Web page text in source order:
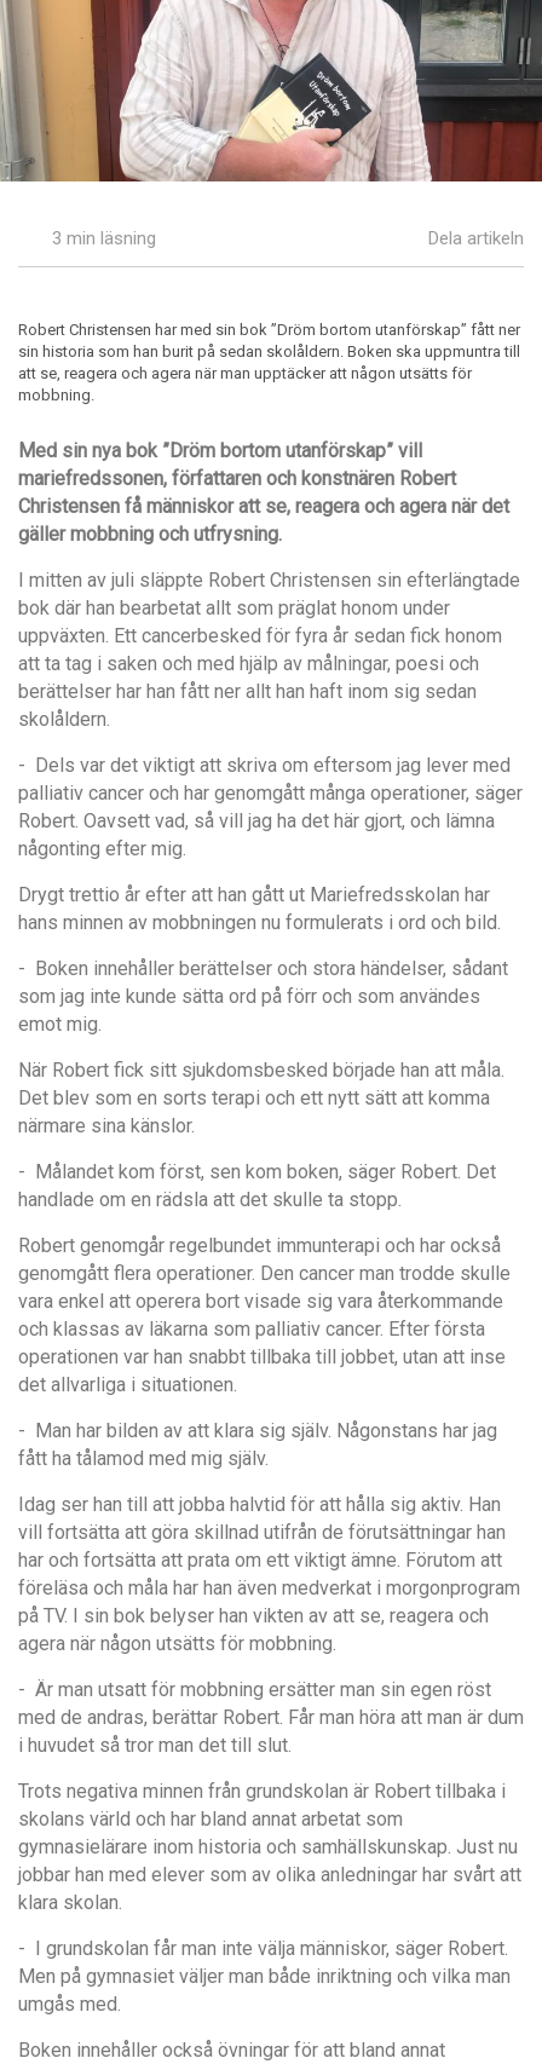
3 min läsning Dela artikeln
Robert Christensen har med sin bok ”Dröm bortom utanförskap” fått ner
sin historia som han burit på sedan skolåldern. Boken ska uppmuntra till
att se, reagera och agera när man upptäcker att någon utsätts för
mobbning.
Med sin nya bok ”Dröm bortom utanförskap” vill
mariefredssonen, författaren och konstnären Robert
Christensen få människor att se, reagera och agera när det
gäller mobbning och utfrysning.
I mitten av juli släppte Robert Christensen sin efterlängtade
bok där han bearbetat allt som präglat honom under
uppväxten. Ett cancerbesked för fyra år sedan fick honom
att ta tag i saken och med hjälp av målningar, poesi och
berättelser har han fått ner allt han haft inom sig sedan
skolåldern.
- Dels var det viktigt att skriva om eftersom jag lever med
palliativ cancer och har genomgått många operationer, säger
Robert. Oavsett vad, så vill jag ha det här gjort, och lämna
någonting efter mig.
Drygt trettio år efter att han gått ut Mariefredsskolan har
hans minnen av mobbningen nu formulerats i ord och bild.
- Boken innehåller berättelser och stora händelser, sådant
som jag inte kunde sätta ord på förr och som användes
emot mig.
När Robert fick sitt sjukdomsbesked började han att måla.
Det blev som en sorts terapi och ett nytt sätt att komma
närmare sina känslor.
- Målandet kom först, sen kom boken, säger Robert. Det
handlade om en rädsla att det skulle ta stopp.
Robert genomgår regelbundet immunterapi och har också
genomgått flera operationer. Den cancer man trodde skulle
vara enkel att operera bort visade sig vara återkommande
och klassas av läkarna som palliativ cancer. Efter första
operationen var han snabbt tillbaka till jobbet, utan att inse
det allvarliga i situationen.
- Man har bilden av att klara sig själv. Någonstans har jag
fått ha tålamod med mig själv.
Idag ser han till att jobba halvtid för att hålla sig aktiv. Han
vill fortsätta att göra skillnad utifrån de förutsättningar han
har och fortsätta att prata om ett viktigt ämne. Förutom att
föreläsa och måla har han även medverkat i morgonprogram
på TV. I sin bok belyser han vikten av att se, reagera och
agera när någon utsätts för mobbning.
- Är man utsatt för mobbning ersätter man sin egen röst
med de andras, berättar Robert. Får man höra att man är dum
i huvudet så tror man det till slut.
Trots negativa minnen från grundskolan är Robert tillbaka i
skolans värld och har bland annat arbetat som
gymnasielärare inom historia och samhällskunskap. Just nu
jobbar han med elever som av olika anledningar har svårt att
klara skolan.
- I grundskolan får man inte välja människor, säger Robert.
Men på gymnasiet väljer man både inriktning och vilka man
umgås med.
Boken innehåller också övningar för att bland annat